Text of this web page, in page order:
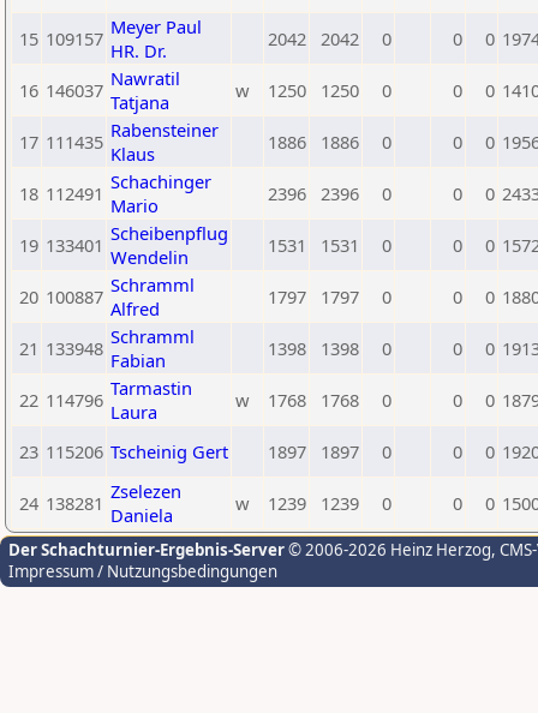
15 109157 Meyer Paul
HR. Dr.
2042 2042 0 0 0
16 146037 Nawratil
Tatjana
w 1250 1250 0 0 0
17 111435 Rabensteiner
Klaus
1886 1886 0 0 0
18 112491 Schachinger
Mario
2396 2396 0 0 0
19 133401 Scheibenpflug
Wendelin
1531 1531 0 0 0
20 100887 Schramml
Alfred
1797 1797 0 0 0
21 133948 Schramml
Fabian
1398 1398 0 0 0
22 114796 Tarmastin
Laura
w 1768 1768 0 0 0
23 115206 Tscheinig Gert 1897 1897 0 0 0
24 138281 Zselezen
Daniela
w 1239 1239 0 0 0
Der Schachturnier-Ergebnis-Server© 2006-2026 Heinz Herzog,
Impressum / Nutzungsbedingungen